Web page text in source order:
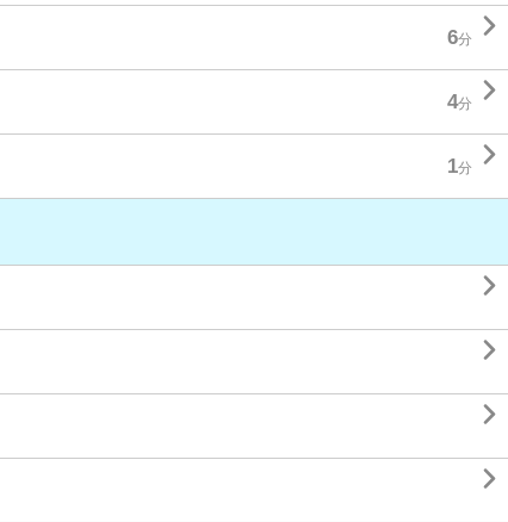
6分 
4分 
1分 



